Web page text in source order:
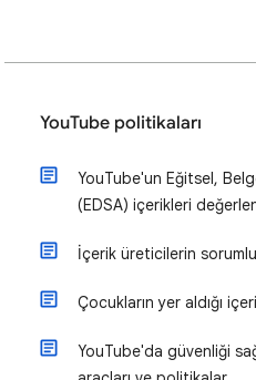
YouTube politikaları
YouTube'un Eğitsel,
(EDSA) içerikleri
İçerik üreticilerin
Çocukların yer aldığı
YouTube'da güvenliği